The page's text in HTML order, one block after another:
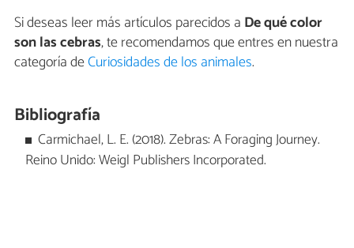
Si deseas leer más artículos parecidos a De qué color
son las cebras, te recomendamos que entres en nuestra
categoría deCuriosidades de los animales.
Bibliografía
Carmichael, L. E. (2018). Zebras: A Foraging Journey.
Reino Unido: Weigl Publishers Incorporated.